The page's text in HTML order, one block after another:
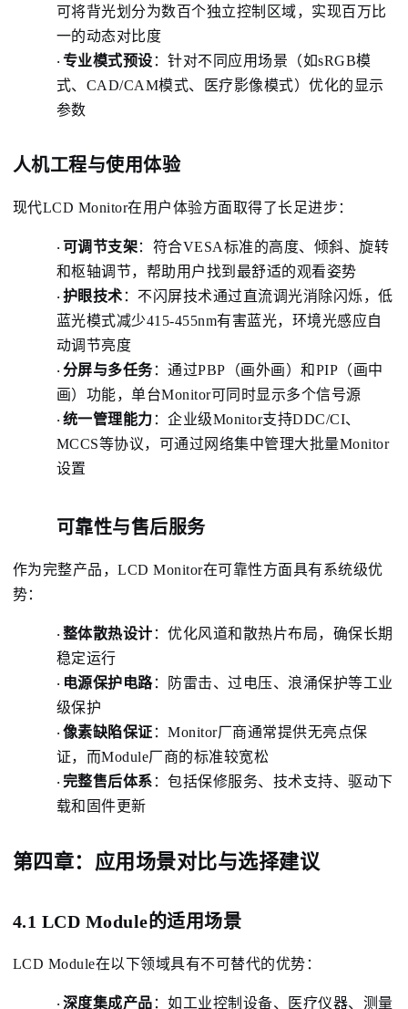
可将背光划分为数百个独立控制区域，实现百万比
一的动态对比度
· 专业模式预设 ：针对不同应用场景（如sRGB模
式、CAD/CAM模式、医疗影像模式）优化的显示
参数
人机工程与使用体验
现代LCD Monitor在用户体验方面取得了长足进步：
· 可调节支架： 符合VESA标准的高度、倾斜、旋转
和枢轴调节，帮助用户找到最舒适的观看姿势
· 护眼技术 ： 不闪屏技术通过直流调光消除闪烁，低
蓝光模式减少415-455nm有害蓝光，环境光感应自
动调节亮度
· 分屏与多任务：通过PBP（画外画）和PIP（画中
画）功能，单台Monitor可同时显示多个信号源
· 统一管理能力 ：企业级Monitor支持DDC/CI、
MCCS等协议，可通过网络集中管理大批量Monitor
设置
可靠性与售后服务
作为完整产品，LCD Monitor在可靠性方面具有系统级优
势：
· 整体散热设计 ：优化风道和散热片布局，确保长期
稳定运行
· 电源保护电路：
防雷击、过电压、浪涌保护等工业
级保护
· 像素缺陷保证 ：Monitor厂商通常提供无亮点保
证，而Module厂商的标准较宽松
· 完整售后体系 ：包括保修服务、技术支持、驱动下
载和固件更新
第四章：应用场景对比与选择建议
4.1 LCD Module的适用场景
LCD Module在以下领域具有不可替代的优势：
· 深度集成产品 ：如工业控制设备、医疗仪器、测量